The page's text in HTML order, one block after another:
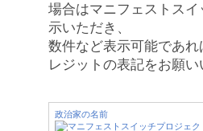
場合はマニフェストス
示いただき、
数件など表示可能であれ
レジットの表記をお願い
政治家の名前